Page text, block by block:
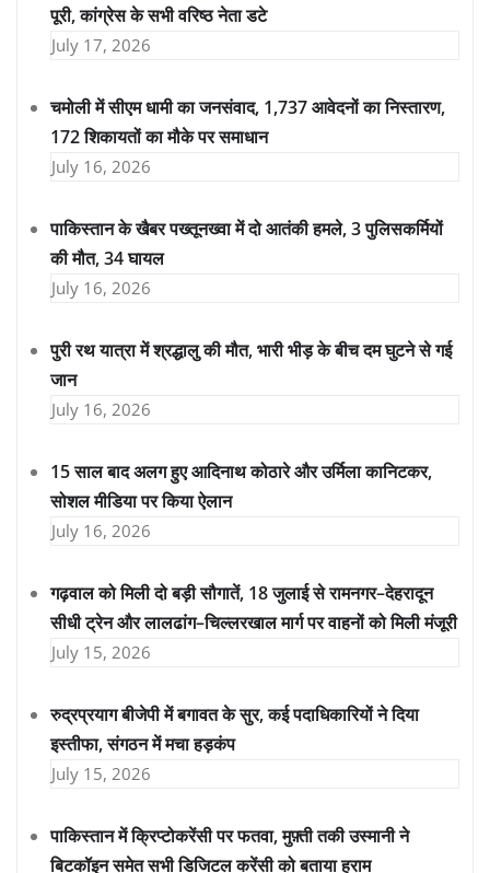
पूरी, कांग्रेस के सभी वरिष्ठ नेता डटे
July 17, 2026
चमोली में सीएम धामी का जनसंवाद, 1,737 आवेदनों का निस्तारण,
172 शिकायतों का मौके पर समाधान
July 16, 2026
पाकिस्तान के खैबर पख्तूनख्वा में दो आतंकी हमले, 3 पुलिसकर्मियों
की मौत, 34 घायल
July 16, 2026
पुरी रथ यात्रा में श्रद्धालु की मौत, भारी भीड़ के बीच दम घुटने से गई
जान
July 16, 2026
15 साल बाद अलग हुए आदिनाथ कोठारे और उर्मिला कानिटकर,
सोशल मीडिया पर किया ऐलान
July 16, 2026
गढ़वाल को मिली दो बड़ी सौगातें, 18 जुलाई से रामनगर–देहरादून
सीधी ट्रेन और लालढांग–चिल्लरखाल मार्ग पर वाहनों को मिली मंजूरी
July 15, 2026
रुद्रप्रयाग बीजेपी में बगावत के सुर, कई पदाधिकारियों ने दिया
इस्तीफा, संगठन में मचा हड़कंप
July 15, 2026
पाकिस्तान में क्रिप्टोकरेंसी पर फतवा, मुफ़्ती तकी उस्मानी ने
बिटकॉइन समेत सभी डिजिटल करेंसी को बताया हराम